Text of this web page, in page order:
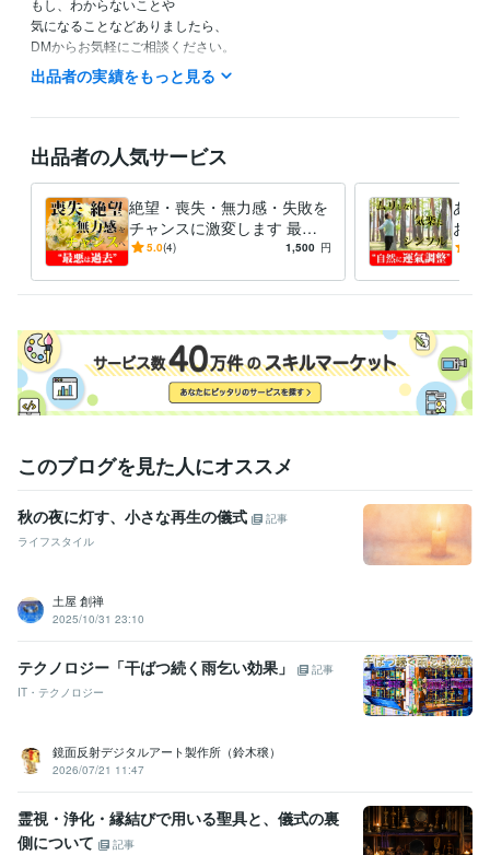
もし、わからないことや
気になることなどありましたら、
DMからお気軽にご相談ください。
あなたの心と身体に余裕が広がるきっかけを、お届けします。
悩み相談・カウンセリング 気功、瞑想、風水、符咒、宝符
出品者の実績をもっと見る
出品者の人気サービス
絶望・喪失・無力感・失敗を
チャンスに激変します 最悪
を過去に――エネルギーの反
5.0(4) 1,500 円
あな
お任
みま
このブログを見た人にオススメ
秋の夜に灯す、小さな再生の儀式
記事
ライフスタイル
土屋 創禅
2025/10/31 23:10
テクノロジー「干ばつ続く雨乞い効果」
記事
IT・テクノロジー
鏡面反射デジタルアート製作所（鈴木穣）
2026/07/21 11:47
霊視・浄化・縁結びで用いる聖具と、儀式の裏
側について
記事